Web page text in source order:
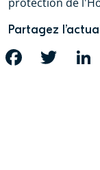
Partagez
FACEBOOK TWITTER